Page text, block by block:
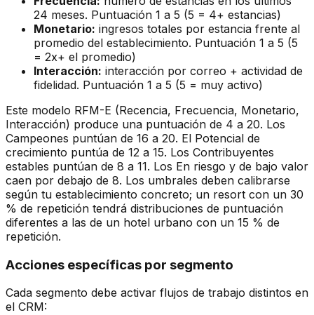
24 meses. Puntuación 1 a 5 (5 = 4+ estancias)
Monetario: ingresos totales por estancia frente al
promedio del establecimiento. Puntuación 1 a 5 (5
= 2x+ el promedio)
Interacción: interacción por correo + actividad de
fidelidad. Puntuación 1 a 5 (5 = muy activo)
Este modelo RFM-E (Recencia, Frecuencia, Monetario,
Interacción) produce una puntuación de 4 a 20. Los
Campeones puntúan de 16 a 20. El Potencial de
crecimiento puntúa de 12 a 15. Los Contribuyentes
estables puntúan de 8 a 11. Los En riesgo y de bajo valor
caen por debajo de 8. Los umbrales deben calibrarse
según tu establecimiento concreto; un resort con un 30
% de repetición tendrá distribuciones de puntuación
diferentes a las de un hotel urbano con un 15 % de
repetición.
Acciones específicas por segmento
Cada segmento debe activar flujos de trabajo distintos en
el CRM: